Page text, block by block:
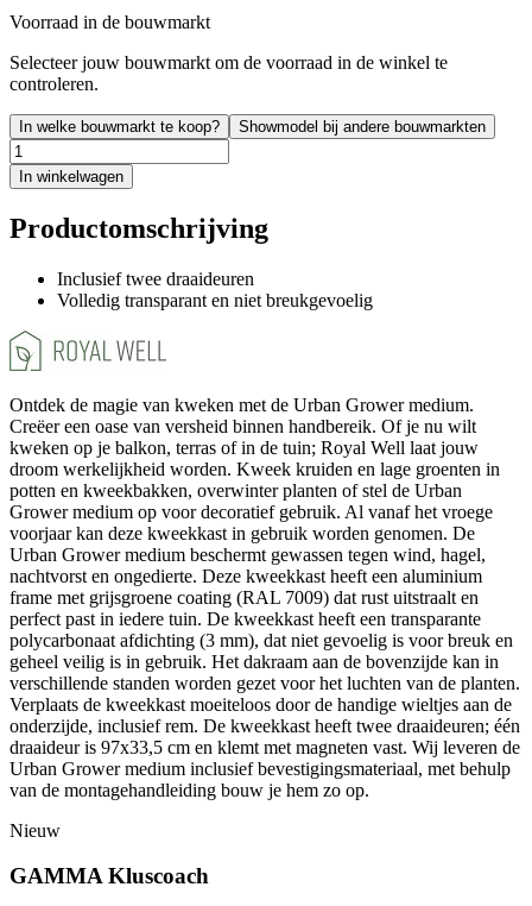
Voorraad in de bouwmarkt
Selecteer jouw bouwmarkt om de voorraad in de winkel te
controleren.
In welke bouwmarkt te koop? Showmodel bij andere bouwmarkten
In winkelwagen
Productomschrijving
Inclusief twee draaideuren
Volledig transparant en niet breukgevoelig
Ontdek de magie van kweken met de Urban Grower medium.
Creëer een oase van versheid binnen handbereik. Of je nu wilt
kweken op je balkon, terras of in de tuin; Royal Well laat jouw
droom werkelijkheid worden. Kweek kruiden en lage groenten in
potten en kweekbakken, overwinter planten of stel de Urban
Grower medium op voor decoratief gebruik. Al vanaf het vroege
voorjaar kan deze kweekkast in gebruik worden genomen. De
Urban Grower medium beschermt gewassen tegen wind, hagel,
nachtvorst en ongedierte. Deze kweekkast heeft een aluminium
frame met grijsgroene coating (RAL 7009) dat rust uitstraalt en
perfect past in iedere tuin. De kweekkast heeft een transparante
polycarbonaat afdichting (3 mm), dat niet gevoelig is voor breuk en
geheel veilig is in gebruik. Het dakraam aan de bovenzijde kan in
verschillende standen worden gezet voor het luchten van de planten.
Verplaats de kweekkast moeiteloos door de handige wieltjes aan de
onderzijde, inclusief rem. De kweekkast heeft twee draaideuren; één
draaideur is 97x33,5 cm en klemt met magneten vast. Wij leveren de
Urban Grower medium inclusief bevestigingsmateriaal, met behulp
van de montagehandleiding bouw je hem zo op.
Nieuw
GAMMA Kluscoach